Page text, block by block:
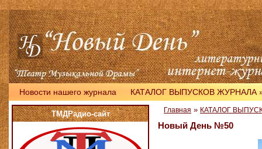
Новости нашего журнала КАТАЛОГ ВЫПУСКОВ ЖУРНАЛА
ТМДРадио-сайт Главная » КАТАЛОГ
Новый День №50